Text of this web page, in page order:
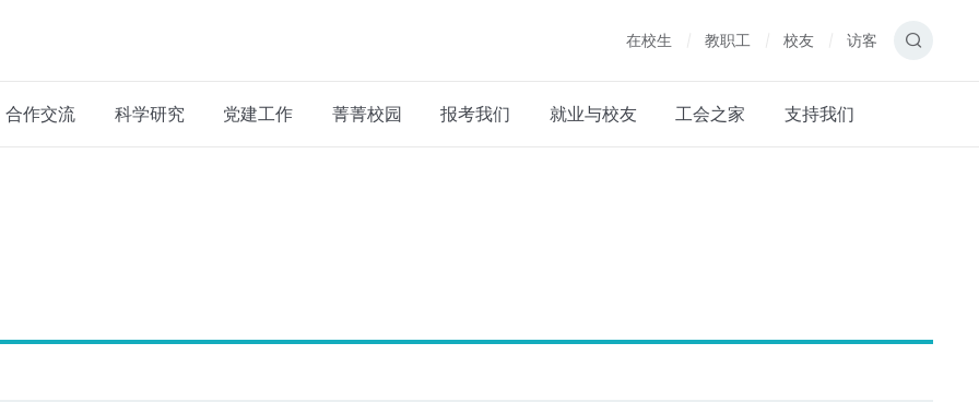
在校生 教职工 校友 访客
合作交流 科学研究 党建工作 菁菁校园 报考我们 就业与校友 工会之家 支持我们